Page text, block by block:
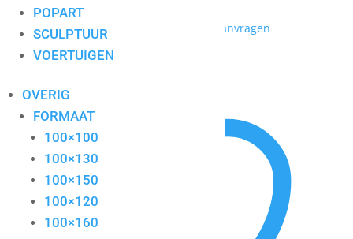
POPART
SCULPTUUR
VOERTUIGEN
OVERIG
FORMAAT
100×100
100×130
100×150
100×120
100×160
Toevoegen aan mijn lijst / Offerte aanvragen
Lou Thissen 2